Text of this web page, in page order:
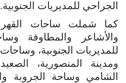
الجراحي للمديريات الجنوبية.
كما شملت ساحات
والأشاعر والمطاوفة
للمديريات الجنوبية،
ومدينة المنصورية،
الشامي وساحة الجروبة